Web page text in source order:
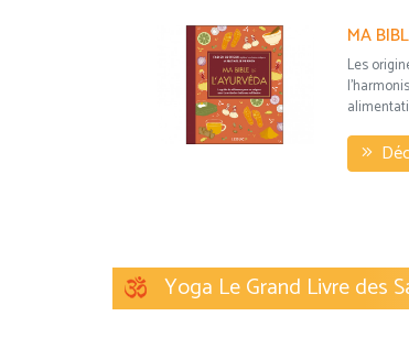
Les
Yoga Le Grand Livre des